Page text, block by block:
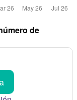
de